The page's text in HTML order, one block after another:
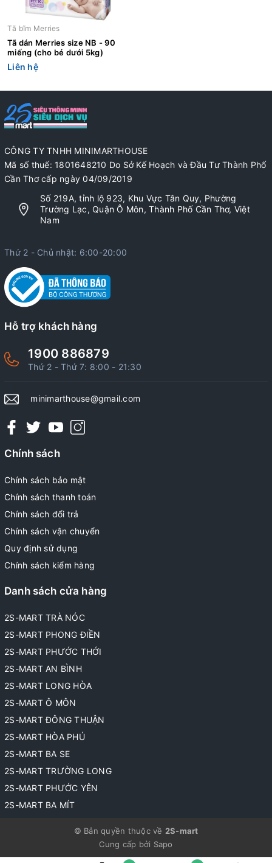
Tã bĩm Merries
Tã dán Merries size NB - 90
miếng (cho bé dưới 5kg)
Liên hệ
CÔNG TY TNHH MINIMARTHOUSE
Mã số thuế: 1801648210 Do Sở Kế Hoạch và Đầu Tư Thành Phố
Cần Thơ cấp ngày 04/09/2019
Số 219A, tỉnh lộ 923, Khu Vực Tân Quy, Phường
Trường Lạc, Quận Ô Môn, Thành Phố Cần Thơ, Việt
Nam
Thứ 2 - Chủ nhật: 6:00-20:00
Hỗ trợ khách hàng
1900 886879
Thứ 2 - Thứ 7: 8:00 - 21:30
minimarthouse@gmail.com
Chính sách
Chính sách bảo mật
Chính sách thanh toán
Chính sách đổi trả
Chính sách vận chuyển
Quy định sử dụng
Chính sách kiểm hàng
Danh sách cửa hàng
2S-MART TRÀ NÓC
2S-MART PHONG ĐIỀN
2S-MART PHƯỚC THỚI
2S-MART AN BÌNH
2S-MART LONG HÒA
2S-MART Ô MÔN
2S-MART ĐÔNG THUẬN
2S-MART HÒA PHÚ
2S-MART BA SE
2S-MART TRƯỜNG LONG
2S-MART PHƯỚC YÊN
2S-MART BA MÍT
© Bản quyền thuộc về 2S-mart
Cung cấp bởi Sapo